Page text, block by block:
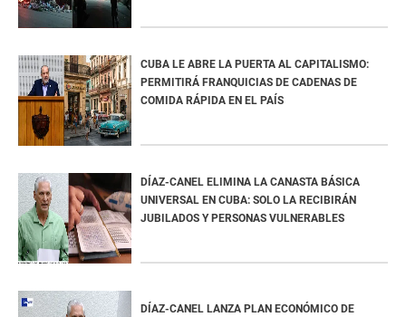
CUBA LE ABRE LA PUERTA AL CAPITALISMO:
PERMITIRÁ FRANQUICIAS DE CADENAS DE
COMIDA RÁPIDA EN EL PAÍS
DÍAZ-CANEL ELIMINA LA CANASTA BÁSICA
UNIVERSAL EN CUBA: SOLO LA RECIBIRÁN
JUBILADOS Y PERSONAS VULNERABLES
DÍAZ-CANEL LANZA PLAN ECONÓMICO DE